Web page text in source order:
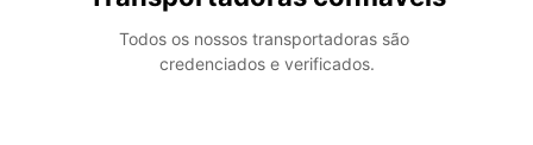
Todos os nossos transportadoras são
credenciados e verificados.